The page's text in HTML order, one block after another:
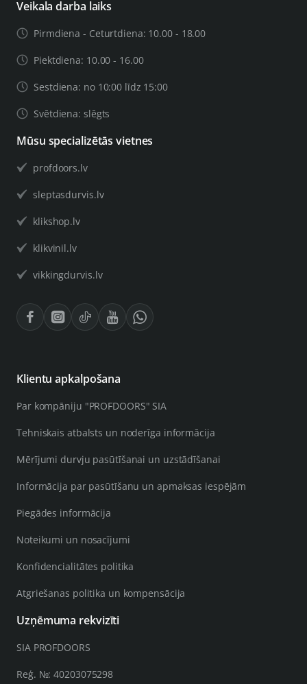
Veikala darba laiks
Pirmdiena - Ceturtdiena: 10.00 - 18.00
Piektdiena: 10.00 - 16.00
Sestdiena: no 10:00 līdz 15:00
Svētdiena: slēgts
Mūsu specializētās vietnes
profdoors.lv
sleptasdurvis.lv
klikshop.lv
klikvinil.lv
vikkingdurvis.lv
Klientu apkalpošana
Par kompāniju "PROFDOORS" SIA
Tehniskais atbalsts un noderīga informācija
Mērījumi durvju pasūtīšanai un uzstādīšanai
Informācija par pasūtīšanu un apmaksas iespējām
Piegādes informācija
Noteikumi un nosacījumi
Konfidencialitātes politika
Atgriešanas politika un kompensācija
Uzņēmuma rekvizīti
SIA PROFDOORS
Reģ. №: 40203075298